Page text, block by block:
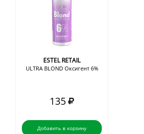
ESTEL RETAIL
ULTRA BLOND Оксигент 6%
135
Добавить в корзину